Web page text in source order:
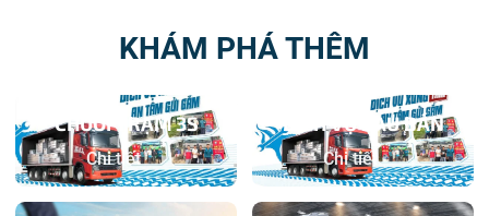
KHÁM PHÁ THÊM
CHUỖI TRẠM 3S
Chi tiết
DỊCH VỤ SAU BÁN
Chi tiết